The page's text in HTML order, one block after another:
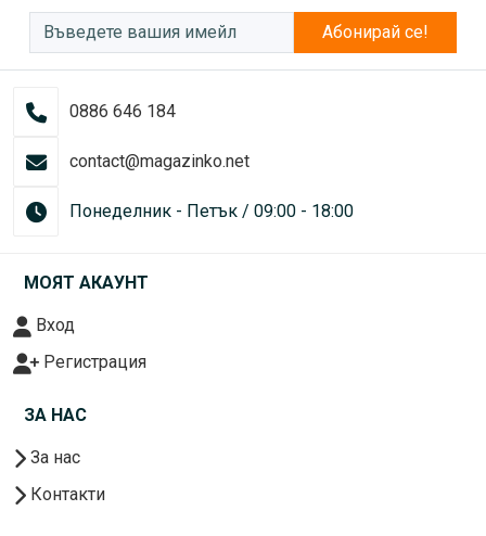
Абонирай се!
0886 646 184
contact@magazinko.net
Понеделник - Петък / 09:00 - 18:00
МОЯТ АКАУНТ
Вход
Регистрация
ЗА НАС
За нас
Контакти